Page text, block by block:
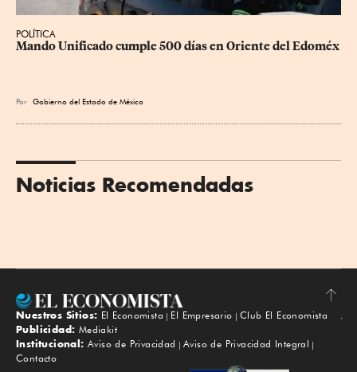
POLÍTICA
Mando Unificado cumple 500 días en Oriente del Edoméx
Por Gobierno del Estado de México
Noticias Recomendadas
Subir
Nuestros Sitios: El Economista El Empresario
Club El Economista
Publicidad: Mediakit
Institucional: Aviso de Privacidad
Aviso de Privacidad Integral
Contacto